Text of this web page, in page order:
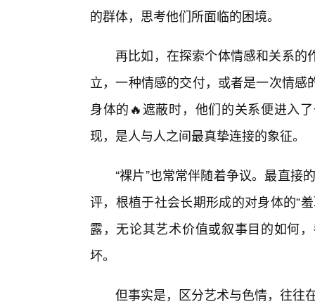
的群体，思考他们所面临的困境。
再比如，在探索个体情感和关系的
立，一种情感的交付，或者是一次情
身体的🔥遮蔽时，他们的关系便进入
现，是人与人之间最真挚连接的象征。
“裸片”也常常伴随着争议。最直接
评，根植于社会长期形成的对身体的“
露，无论其艺术价值或叙事目的如何
坏。
但事实是，区分艺术与色情，往往